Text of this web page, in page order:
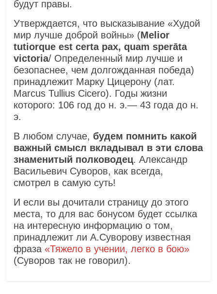
будут правы.
Утверждается, что высказывание «Худой
мир лучше доброй войны» (Melior
tutiorque est certa pax, quam sperāta
victoria/ Определенный мир лучше и
безопаснее, чем долгожданная победа)
принадлежит Марку Цицерону (лат.
Marcus Tullius Cicerо). Годы жизни
которого: 106 год до н. э.— 43 года до н.
э.
В любом случае, будем помнить какой
важный смысл вкладывал в эти слова
знаменитый полководец. Александр
Васильевич Суворов, как всегда,
смотрел в самую суть!
И если вы дочитали страницу до этого
места, то для вас бонусом будет ссылка
на интересную информацию о том,
принадлежит ли А.Суворову известная
фраза «Тяжело в учении, легко в бою»
(Суворов так не говорил).